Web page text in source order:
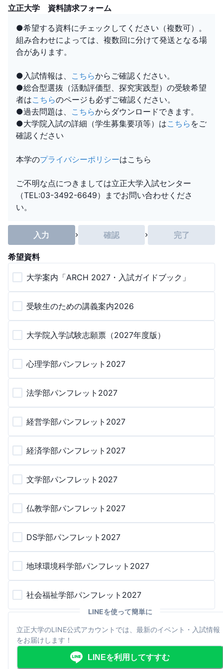
立正大学 資料請求フォーム
●希望する資料にチェックしてください（複数可）。
組み合わせによっては、複数回に分けて発送となる場
合があります。
●入試情報は、 こちらからご確認ください。
●総合型選抜（活動評価型、探究実践型）の受験希望
者はこちらのページも必ずご確認ください。
●過去問題は、 こちらからダウンロードできます。
●大学院入試の詳細（学生募集要項等）はこちら をご
確認ください
本学のプライバシーポリシーはこちら
ご不明な点につきましては立正大学入試センター
（TEL:03-3492-6649）までお問い合わせくださ
い。
入力 確認 完了
希望資料
大学案内「ARCH 2027・入試ガイドブック」
受験生のための講義案内2026
大学院入学試験志願票（2027年度版）
心理学部パンフレット2027
法学部パンフレット2027
経営学部パンフレット2027
経済学部パンフレット2027
文学部パンフレット2027
仏教学部パンフレット2027
DS学部パンフレット2027
地球環境科学部パンフレット2027
社会福祉学部パンフレット2027
LINEを使って簡単に
立正大学のLINE公式アカウントでは、最新のイベント・入試情報
をお届けします！
LINEを利用してすすむ